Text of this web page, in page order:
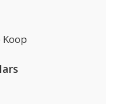
Koop